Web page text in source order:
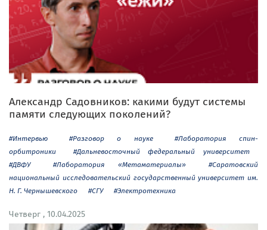
Александр Садовников: какими будут системы
памяти следующих поколений?
#Интервью #Разговор о науке
#Лаборатория спин-
орбитроники
#Дальневосточный федеральный университет
#ДВФУ
#Лаборатория «Метаматериалы»
#Саратовский
национальный исследовательский государственный университет им.
Н. Г. Чернышевского
#СГУ #Электротехника
Четверг , 10.04.2025